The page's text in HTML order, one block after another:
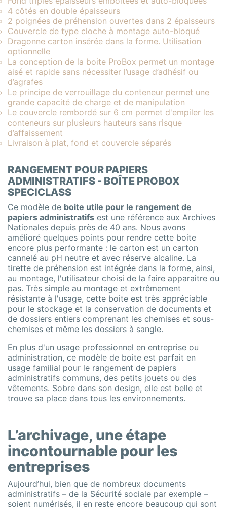
4 côtés en double épaisseurs
2 poignées de préhension ouvertes dans 2 épaisseurs
Couvercle de type cloche à montage auto-bloqué
Dragonne carton insérée dans la forme. Utilisation
optionnelle
La conception de la boite ProBox permet un montage
aisé et rapide sans nécessiter l’usage d’adhésif ou
d’agrafes
Le principe de verrouillage du conteneur permet une
grande capacité de charge et de manipulation
Le couvercle rembordé sur 6 cm permet d'empiler les
conteneurs sur plusieurs hauteurs sans risque
d’affaissement
Livraison à plat, fond et couvercle séparés
RANGEMENT POUR PAPIERS
ADMINISTRATIFS - BOÎTE PROBOX
SPECICLASS
Ce modèle de boite utile pour le rangement de
papiers administratifs est une référence aux Archives
Nationales depuis près de 40 ans. Nous avons
amélioré quelques points pour rendre cette boite
encore plus performante : le carton est un carton
cannelé au pH neutre et avec réserve alcaline. La
tirette de préhension est intégrée dans la forme, ainsi,
au montage, l'utilisateur choisi de la faire apparaitre ou
pas. Très simple au montage et extrêmement
résistante à l'usage, cette boite est très appréciable
pour le stockage et la conservation de documents et
de dossiers entiers comprenant les chemises et sous-
chemises et même les dossiers à sangle.
En plus d'un usage professionnel en entreprise ou
administration, ce modèle de boite est parfait en
usage familial pour le rangement de papiers
administratifs communs, des petits jouets ou des
vêtements. Sobre dans son design, elle est belle et
trouve sa place dans tous les environnements.
L’archivage, une étape
incontournable pour les
entreprises
Aujourd’hui, bien que de nombreux documents
administratifs – de la Sécurité sociale par exemple –
soient numérisés, il en reste encore beaucoup qui sont